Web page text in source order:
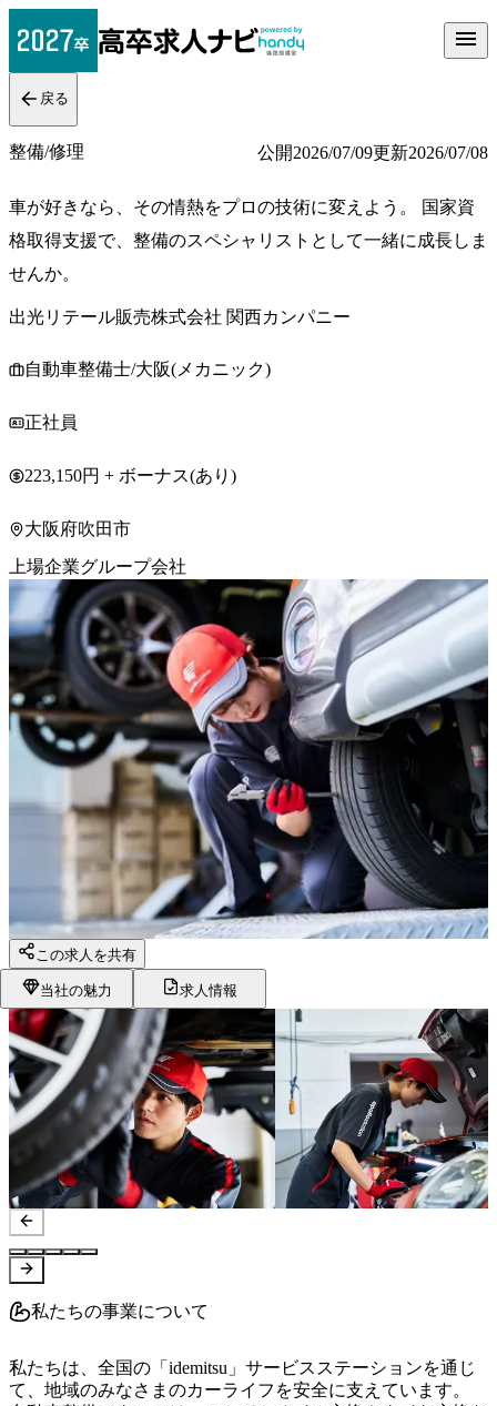
戻る
整備/修理 公開2026/07/09更新2026/07/08
車が好きなら、その情熱をプロの技術に変えよう。 国家資
格取得支援で、整備のスペシャリストとして一緒に成長しま
せんか。
出光リテール販売株式会社 関西カンパニー
自動車整備士/大阪(メカニック)
正社員
223,150円 + ボーナス(あり)
大阪府吹田市
上場企業グループ会社
この求人を共有
当社の魅力 求人情報
私たちの事業について
私たちは、全国の「idemitsu」サービスステーションを通じ
て、地域のみなさまのカーライフを安全に支えています。